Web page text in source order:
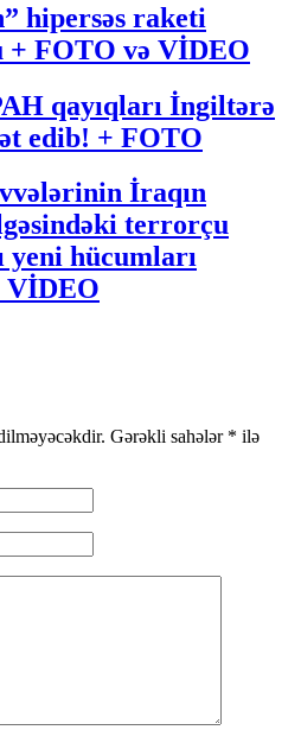
hipersəs raketi
+ FOTO və VİDEO
qayıqları İngiltərə
edib! + FOTO
İraqın
terrorçu
yeni hücumları
VİDEO
Gərəkli sahələr * ilə